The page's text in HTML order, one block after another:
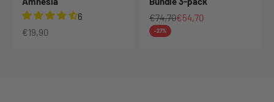
6
Angebot
€19,90
Regulärer Preis
€74,70Angebot
€54,70
-27%